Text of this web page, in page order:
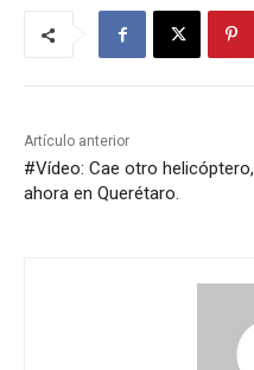
Artículo anterior
#Vídeo: Cae otro helicóptero,
ahora en Querétaro.